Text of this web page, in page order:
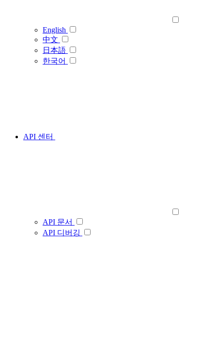
English
中文
日本語
한국어
API 센터
API 문서
API 디버깅